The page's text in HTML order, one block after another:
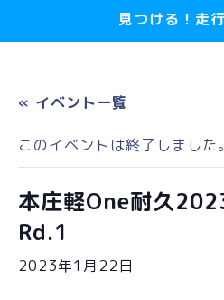
見つける！走
« イベント一覧
このイベントは終了しました。
本庄軽One耐久
Rd.1
2023年1月22日